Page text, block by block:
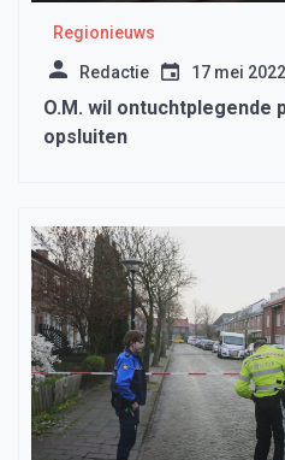
Regionieuws
Redactie 17 mei 2022
O.M. wil ontuchtplegende
opsluiten